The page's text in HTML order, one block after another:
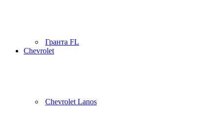
Гранта FL
Chevrolet
Chevrolet Lanos